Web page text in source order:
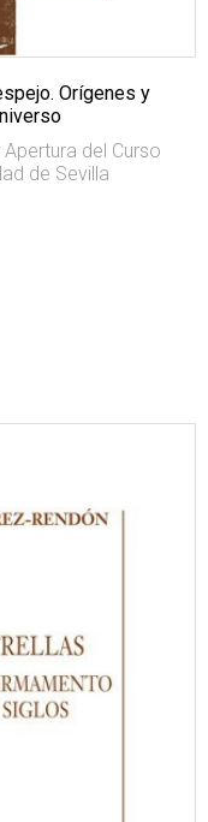
Orígenes y
del Curso
de Sevilla